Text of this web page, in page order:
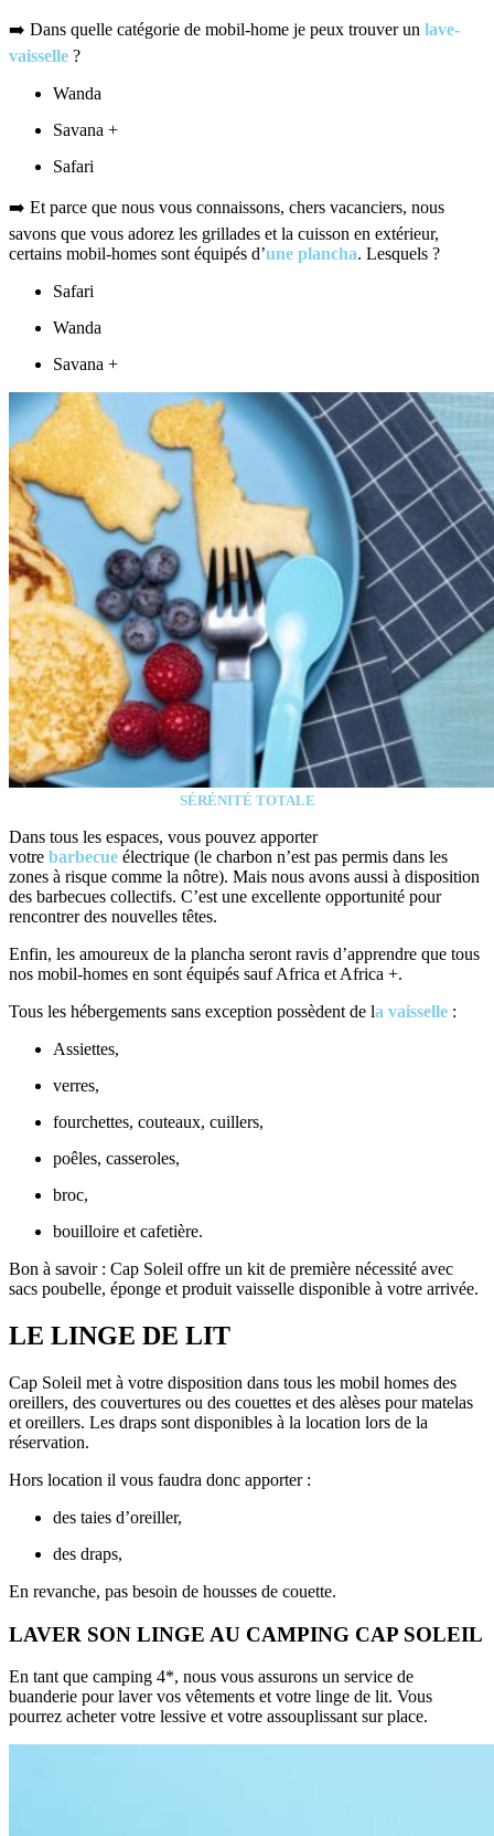
➡️ Dans quelle catégorie de mobil-home je peux trouver un lave-
vaisselle ?
Wanda
Savana +
Safari
➡️ Et parce que nous vous connaissons, chers vacanciers, nous
savons que vous adorez les grillades et la cuisson en extérieur,
certains mobil-homes sont équipés d’une plancha. Lesquels ?
Safari
Wanda
Savana +
SÉRÉNITÉ TOTALE
Dans tous les espaces, vous pouvez apporter
votre barbecue électrique (le charbon n’est pas permis dans les
zones à risque comme la nôtre). Mais nous avons aussi à disposition
des barbecues collectifs. C’est une excellente opportunité pour
rencontrer des nouvelles têtes.
Enfin, les amoureux de la plancha seront ravis d’apprendre que tous
nos mobil-homes en sont équipés sauf Africa et Africa +.
Tous les hébergements sans exception possèdent de la vaisselle :
Assiettes,
verres,
fourchettes, couteaux, cuillers,
poêles, casseroles,
broc,
bouilloire et cafetière.
Bon à savoir : Cap Soleil offre un kit de première nécessité avec
sacs poubelle, éponge et produit vaisselle disponible à votre arrivée.
LE LINGE DE LIT
Cap Soleil met à votre disposition dans tous les mobil homes des
oreillers, des couvertures ou des couettes et des alèses pour matelas
et oreillers. Les draps sont disponibles à la location lors de la
réservation.
Hors location il vous faudra donc apporter :
des taies d’oreiller,
des draps,
En revanche, pas besoin de housses de couette.
LAVER SON LINGE AU CAMPING CAP SOLEIL
En tant que camping 4*, nous vous assurons un service de
buanderie pour laver vos vêtements et votre linge de lit. Vous
pourrez acheter votre lessive et votre assouplissant sur place.